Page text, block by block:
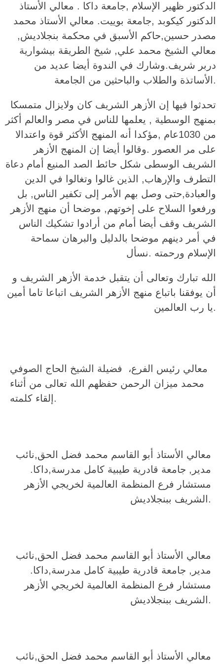
الدكتور ظهير الإسلام ,جامعة داكا . معالي الأستاذ
الدكتور كيكوبد ,جامعة بوييت. معالي الأستاذ محمد
مصدر حسين,حاكم الأسبق في محكمة بنجلاديش,
معالي الشيخ محمد علي, شيخ الطريقة بيشوارية
دربر شريف.وشارك في الندوة أيضا عديد من
الأساتذة والطلاب والباحثين من الجامعة.
تحدثوا فيها إن الأزهر الشريف كان ولايزال متمسكا
بمنهج الوسطية , يعلمها للناس في مصر والعالم أكثر
من 1030عام ,مؤكدا أنه المنهج الأكثر قوة واعتدالا
على مر العصور .وقالوا أيضا إن المنهج الأزهر
الشريف الوسطى شكل حائط الصد المنيع أمام دعاة
التطرف والإرهاب, الذين غالوا وتغالوا في الدين
والعبادة,حتى وصل بهم الأمر إلى تكفير الناس, بل
ورفعوا السلاح على إخوتهم, موضحا أن منهج الأزهر
الشريف وقف أيضا أمام من أرادوا تشكيك الناس
في أمر دينهم موضحا بالدليل والبرهان سماحة
الإسلام ورحمته .نسأل
الله تبارك وتعالى أن يتقبل خدمة الأزهر الشريف و
أن يوفقنا باتباع منهج الأزهر الشريف اتباعا تاما أمين
يا رب العالمين.
معالي رئيس الفرع، فضيلة الشيخ الحاج الصوفي
محمد ميزان الرحمن حفظهم الله تعالى من أثناء
إلقاء كلمته.
معالي الأستاذ أبو القاسم محمد فضل الحق,نائب
مدير, جامعة قادرية طيبية كامل مدرسة,داكا.
مستشار فرع المنظمة العالمية لخريجي الأزهر
الشريف ببنجلاديش.
معالي الأستاذ أبو القاسم محمد فضل الحق,نائب
مدير, جامعة قادرية طيبية كامل مدرسة,داكا.
مستشار فرع المنظمة العالمية لخريجي الأزهر
الشريف ببنجلاديش.
معالي الأستاذ أبو القاسم محمد فضل الحق,نائب